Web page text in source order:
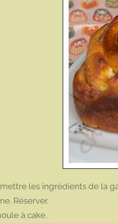
les ingrédients de la
Réserver.
à cake.